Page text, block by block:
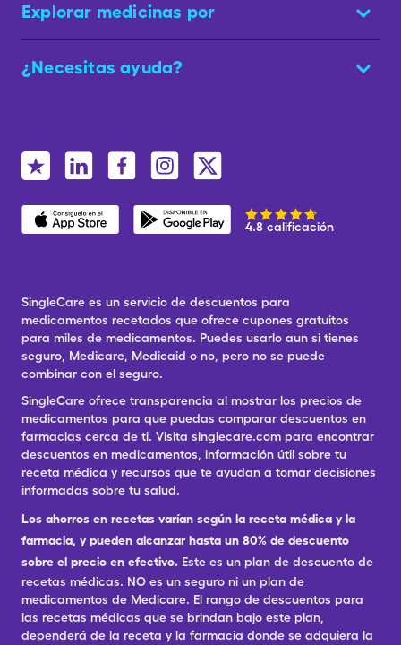
Explorar medicinas por
¿Necesitas ayuda?
4.8 calificación
SingleCare es un servicio de descuentos para
medicamentos recetados que ofrece cupones gratuitos
para miles de medicamentos. Puedes usarlo aun si tienes
seguro, Medicare, Medicaid o no, pero no se puede
combinar con el seguro.
SingleCare ofrece transparencia al mostrar los precios de
medicamentos para que puedas comparar descuentos en
farmacias cerca de ti. Visita singlecare.com para encontrar
descuentos en medicamentos, información útil sobre tu
receta médica y recursos que te ayudan a tomar decisiones
informadas sobre tu salud.
Los ahorros en recetas varían según la receta médica y la
farmacia, y pueden alcanzar hasta un 80% de descuento
sobre el precio en efectivo. Este es un plan de descuento de
recetas médicas. NO es un seguro ni un plan de
medicamentos de Medicare. El rango de descuentos para
las recetas médicas que se brindan bajo este plan,
dependerá de la receta y la farmacia donde se adquiera la